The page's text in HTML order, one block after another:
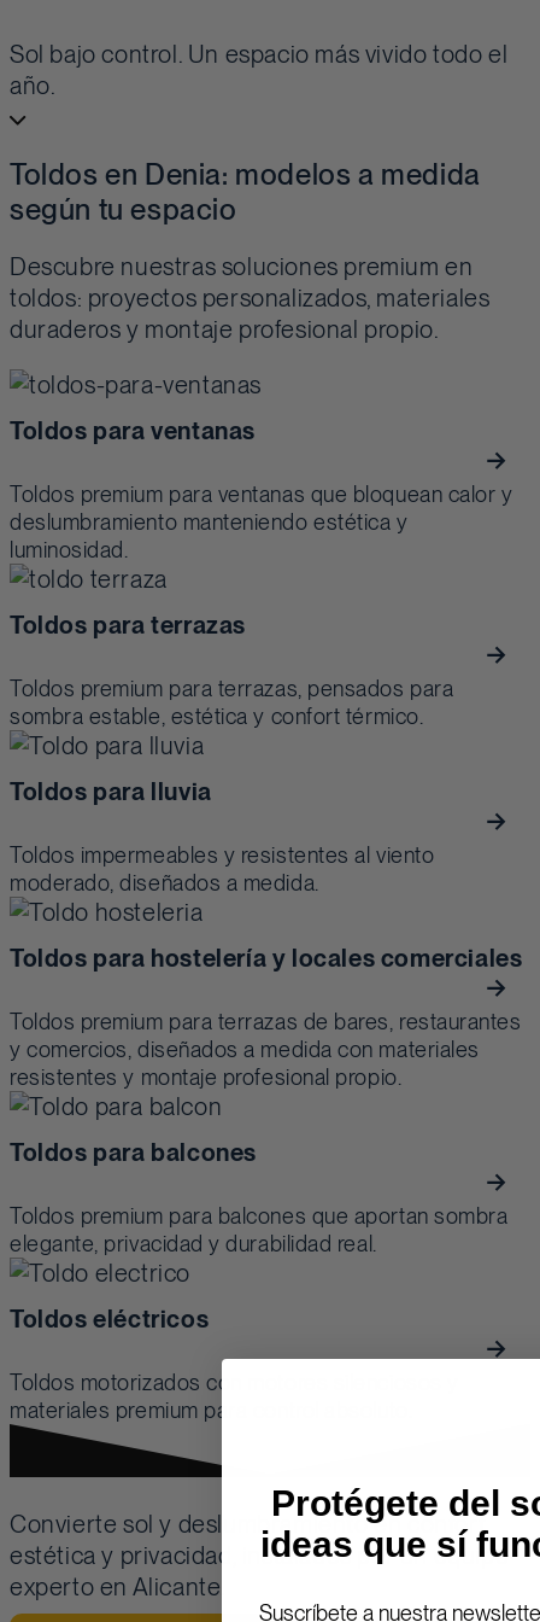
Sol bajo control. Un espacio más vivido todo el
año.
Toldos en Denia: modelos a medida
según tu espacio
Descubre nuestras soluciones premium en
toldos: proyectos personalizados, materiales
duraderos y montaje profesional propio.
Toldos para ventanas
Toldos premium para ventanas que bloquean calor y
deslumbramiento manteniendo estética y
luminosidad.
Toldos para terrazas
Toldos premium para terrazas, pensados para
sombra estable, estética y confort térmico.
Toldos para lluvia
Toldos impermeables y resistentes al viento
moderado, diseñados a medida.
Toldos para hostelería y locales comerciales
Toldos premium para terrazas de bares, restaurantes
y comercios, diseñados a medida con materiales
resistentes y montaje profesional propio.
Toldos para balcones
Toldos premium para balcones que aportan sombra
elegante, privacidad y durabilidad real.
Toldos eléctricos
Toldos motorizados con motores silenciosos y
materiales premium para control absoluto.
Convierte sol y deslumbramiento en confort,
estética y privacidad, instalados por un equipo
experto en Alicante.
Protégete del
ideas que sí
Suscríbete a nuestra